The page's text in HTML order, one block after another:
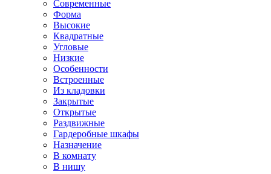
Современные
Форма
Высокие
Квадратные
Угловые
Низкие
Особенности
Встроенные
Из кладовки
Закрытые
Открытые
Раздвижные
Гардеробные шкафы
Назначение
В комнату
В нишу